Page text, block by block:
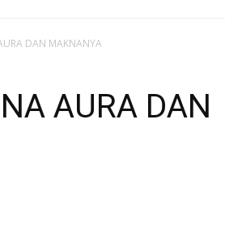
DAN MAKNANYA
AURA DAN